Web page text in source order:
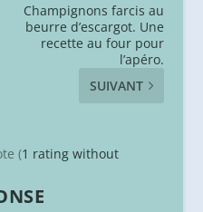
Champignons farcis au
beurre d’escargot. Une
recette au four pour
l’apéro.
SUIVANT
(1 rating without